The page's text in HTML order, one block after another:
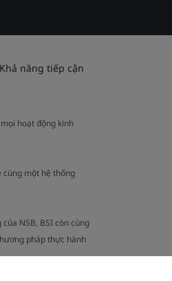
Khả năng tiếp cận
hoạt động kinh
cùng một hệ thống
NSB, BSI còn cùng
pháp thực hành